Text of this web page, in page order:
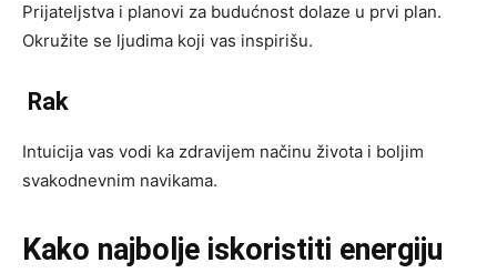
Prijateljstva i planovi za budućnost dolaze u prvi plan.
Okružite se ljudima koji vas inspirišu.
Rak
Intuicija vas vodi ka zdravijem načinu života i boljim
svakodnevnim navikama.
Kako najbolje iskoristiti energiju